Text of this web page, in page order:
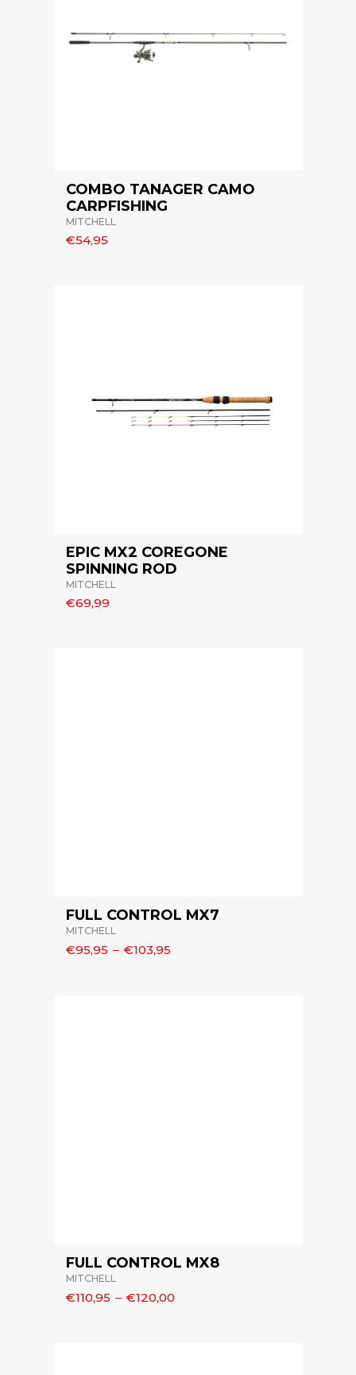
COMBO TANAGER CAMO
CARPFISHING
MITCHELL
€54,95
EPIC MX2 COREGONE
SPINNING ROD
MITCHELL
€69,99
FULL CONTROL MX7
MITCHELL
€95,95 – €103,95
FULL CONTROL MX8
MITCHELL
€110,95 – €120,00